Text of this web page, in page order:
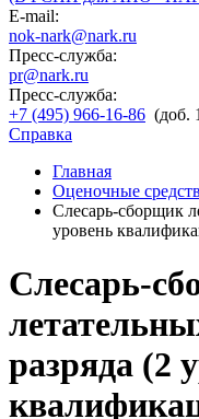
E-mail:
nok-nark@nark.ru
Пресс-служба:
pr@nark.ru
Пресс-служба:
+7 (495) 966-16-86 (доб.
Справка
Главная
Оценочные
Слесарь-сборщик
уровень
Слесарь-
разряда (2